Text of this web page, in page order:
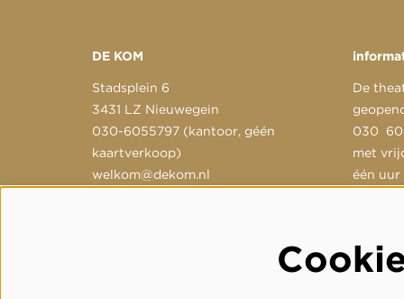
DE KOM
Stadsplein 6
3431 LZ Nieuwegein
030-6055797 (kantoor, géén
kaartverkoop)
welkom@dekom.nl
De
030
met
één uur